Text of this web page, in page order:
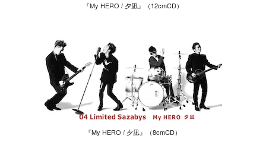
『My HERO / 夕凪』（12cmCD）
『My HERO / 夕凪』（8cmCD）